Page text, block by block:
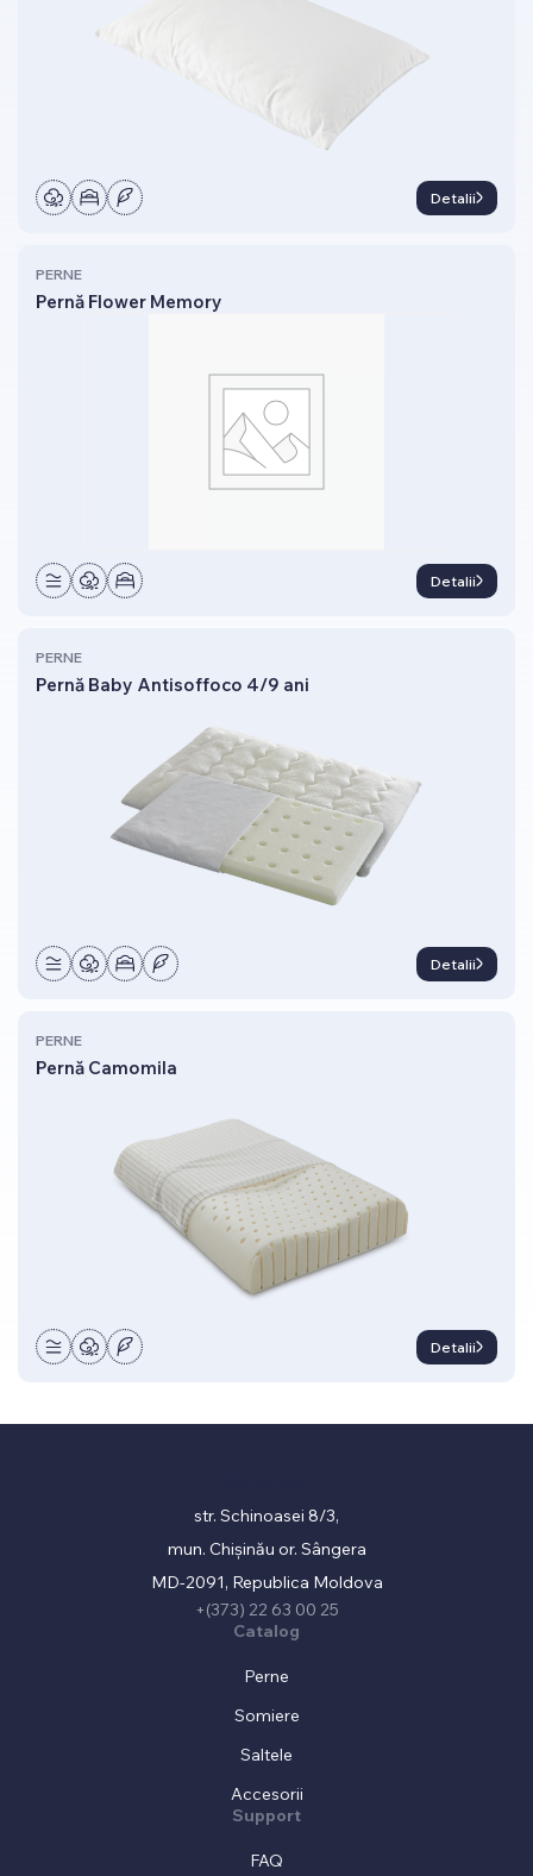
Detalii
PERNE
Pernă Flower Memory
Detalii
PERNE
Pernă Baby Antisoffoco 4/9 ani
Detalii
PERNE
Pernă Camomila
Detalii
str. Schinoasei 8/3,
mun. Chișinău or. Sângera
MD-2091, Republica Moldova
+(373) 22 63 00 25
Catalog
Perne
Somiere
Saltele
Accesorii
Support
FAQ